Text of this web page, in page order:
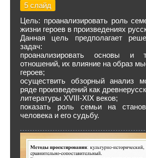
5 слайд
Цель: проанализировать роль
жизни героев в произведениях
Данная цель предполагает
задач:
проанализировать основы и
отношений, их влияние на образ
героев;
осуществить обзорный анализ
ряде произведений как
литературы XVIII-XIX веков;
показать роль семьи на
человека и его судьбу.